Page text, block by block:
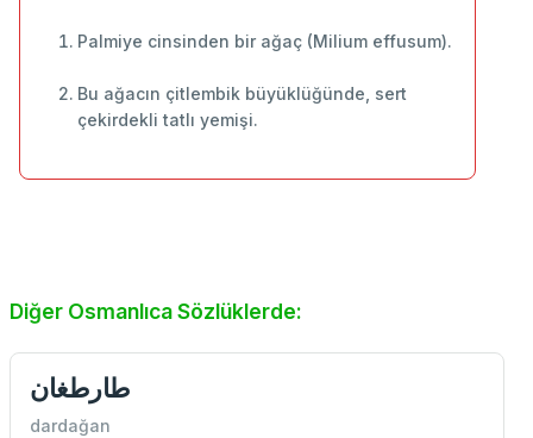
Palmiye cinsinden bir ağaç (Milium effusum).
Bu ağacın çitlembik büyüklüğünde, sert
çekirdekli tatlı yemişi.
Diğer Osmanlıca Sözlüklerde:
طارطغان
dardağan